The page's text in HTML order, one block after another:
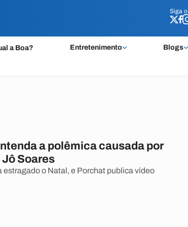
Siga o
a Boa? Entretenimento Blogs
Siga o
a polêmica causada por
Soares
estragado o Natal, e Porchat publica vídeo